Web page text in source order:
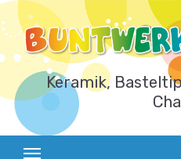
Zum
Inhalt
springen
Keramik,